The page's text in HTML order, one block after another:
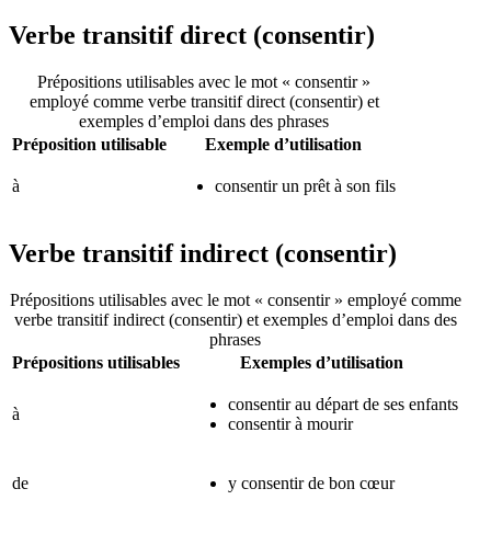
Verbe transitif direct (consentir)
Prépositions utilisables avec le mot « consentir »
employé comme verbe transitif direct (consentir) et
exemples d’emploi dans des phrases
Préposition utilisable
Exemple d’utilisation
à consentir un prêt à son fils
Verbe transitif indirect (consentir)
Prépositions utilisables avec le mot « consentir » employé comme
verbe transitif indirect (consentir) et exemples d’emploi dans des
phrases
Prépositions utilisables
Exemples d’utilisation
à
consentir au départ de ses enfants
consentir à mourir
de y consentir de bon cœur